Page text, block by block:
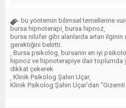
bu yöntemin bilimsel temellerine
bursa hipnoterapi, bursa hipnoz,
bursa nilüfer gibi alanlarda artan
gerektiğini belirtti.
, Bursa psikolog, bursanın en iyi
hipnoz ve hipnoterapiye dair toplumda
dikkat çekerek
, Klinik Psikolog Şahin Uçar,
Klinik Psikolog Şahin Uçar’dan